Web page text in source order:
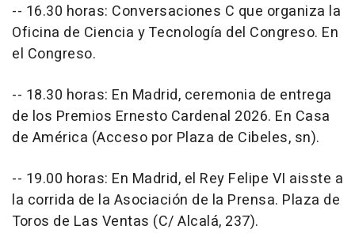
-- 16.30 horas: Conversaciones C que organiza la
Oficina de Ciencia y Tecnología del Congreso. En
el Congreso.
-- 18.30 horas: En Madrid, ceremonia de entrega
de los Premios Ernesto Cardenal 2026. En Casa
de América (Acceso por Plaza de Cibeles, sn).
-- 19.00 horas: En Madrid, el Rey Felipe VI aisste a
la corrida de la Asociación de la Prensa. Plaza de
Toros de Las Ventas (C/ Alcalá, 237).